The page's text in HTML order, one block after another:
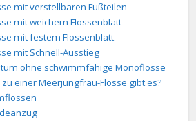
mit verstellbaren Fußteilen
mit weichem Flossenblatt
mit festem Flossenblatt
mit Schnell-Ausstieg
ohne schwimmfähige Monoflosse
einer Meerjungfrau-Flosse gibt es?